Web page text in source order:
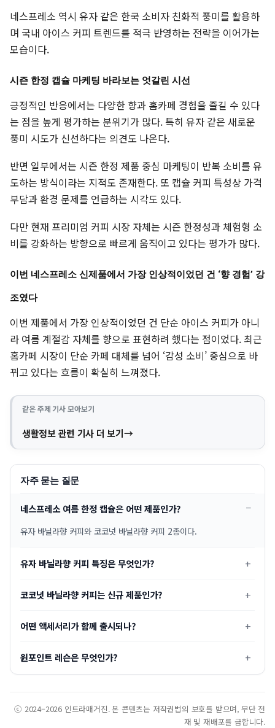
네스프레소 역시 유자 같은 한국 소비자 친화적 풍미를 활용하
며 국내 아이스 커피 트렌드를 적극 반영하는 전략을 이어가는
모습이다.
시즌 한정 캡슐 마케팅 바라보는 엇갈린 시선
긍정적인 반응에서는 다양한 향과 홈카페 경험을 즐길 수 있다
는 점을 높게 평가하는 분위기가 많다. 특히 유자 같은 새로운
풍미 시도가 신선하다는 의견도 나온다.
반면 일부에서는 시즌 한정 제품 중심 마케팅이 반복 소비를 유
도하는 방식이라는 지적도 존재한다. 또 캡슐 커피 특성상 가격
부담과 환경 문제를 언급하는 시각도 있다.
다만 현재 프리미엄 커피 시장 자체는 시즌 한정성과 체험형 소
비를 강화하는 방향으로 빠르게 움직이고 있다는 평가가 많다.
이번 네스프레소 신제품에서 가장 인상적이었던 건 ‘향 경험’ 강
조였다
이번 제품에서 가장 인상적이었던 건 단순 아이스 커피가 아니
라 여름 계절감 자체를 향으로 표현하려 했다는 점이었다. 최근
홈카페 시장이 단순 카페 대체를 넘어 ‘감성 소비’ 중심으로 바
뀌고 있다는 흐름이 확실히 느껴졌다.
같은 주제 기사 모아보기
생활정보 관련 기사 더 보기
자주 묻는 질문
네스프레소 여름 한정 캡슐은 어떤 제품인가?
유자 바닐라향 커피와 코코넛 바닐라향 커피 2종이다.
유자 바닐라향 커피 특징은 무엇인가?
코코넛 바닐라향 커피는 신규 제품인가?
어떤 액세서리가 함께 출시되나?
원포인트 레슨은 무엇인가?
ⓒ 2024–2026 인트라매거진. 본 콘텐츠는 저작권법의 보호를 받으며, 무단 전
재 및 재배포를 금합니다.